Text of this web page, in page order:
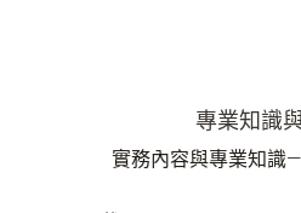
專業知識
實務內容與專業知識